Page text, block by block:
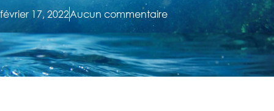
février 17, 2022Aucun commentaire